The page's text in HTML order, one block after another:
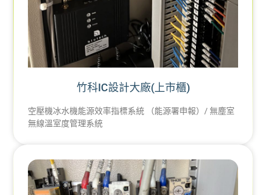
竹科IC設計大廠(上市櫃)
空壓機冰水機能源效率指標系統 （能源署申報）/ 無塵室
無線溫室度管理系統